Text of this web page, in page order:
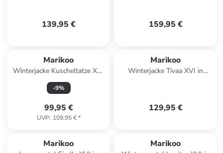
139,95 € 159,95 €
Marikoo
Winterjacke Kuscheltatze XVI
in Navy
-9%
99,95 €
UVP: 109,95 €*
Marikoo
Winterjacke Tivaa XVI in
129,95 €
Marikoo Marikoo